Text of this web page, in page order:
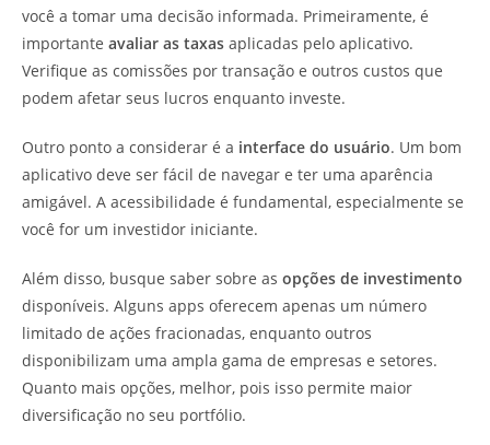
você a tomar uma decisão informada. Primeiramente, é
importante avaliar as taxas aplicadas pelo aplicativo.
Verifique as comissões por transação e outros custos que
podem afetar seus lucros enquanto investe.
Outro ponto a considerar é a interface do usuário. Um bom
aplicativo deve ser fácil de navegar e ter uma aparência
amigável. A acessibilidade é fundamental, especialmente se
você for um investidor iniciante.
Além disso, busque saber sobre as opções de investimento
disponíveis. Alguns apps oferecem apenas um número
limitado de ações fracionadas, enquanto outros
disponibilizam uma ampla gama de empresas e setores.
Quanto mais opções, melhor, pois isso permite maior
diversificação no seu portfólio.